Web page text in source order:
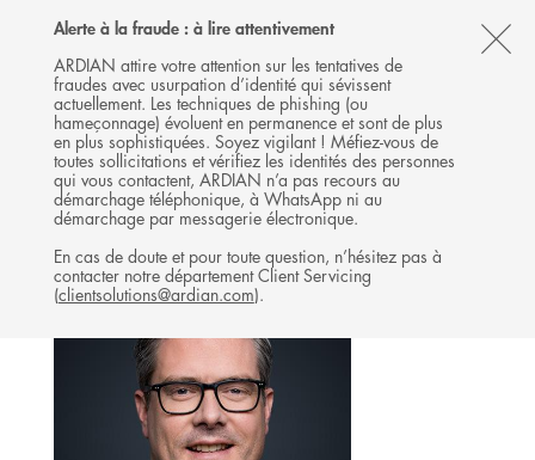
Alerte à la fraude : à lire attentivement
ARDIAN attire votre attention sur les tentatives de
fraudes avec usurpation d’identité qui sévissent
actuellement. Les techniques de phishing (ou
hameçonnage) évoluent en permanence et sont de plus
en plus sophistiquées. Soyez vigilant ! Méfiez-vous de
toutes sollicitations et vérifiez les identités des personnes
qui vous contactent, ARDIAN n’a pas recours au
démarchage téléphonique, à WhatsApp ni au
démarchage par messagerie électronique.
En cas de doute et pour toute question, n’hésitez pas à
contacter notre département Client Servicing
(clientsolutions@ardian.com).
Follow
Ardian
on
X
Follow
Ardian
on
LinkedIn
Follow
Ardian
on
YouTube
Ardian
on
Jobs
on
LinkedIn
MENU
L'ÉQUIPE
RELATIONS INVESTISSEURS